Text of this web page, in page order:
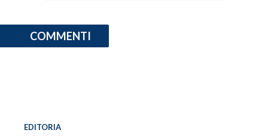
COMMENTI
EDITORIA